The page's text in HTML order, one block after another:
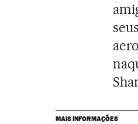
MAIS INFORMAÇÕES